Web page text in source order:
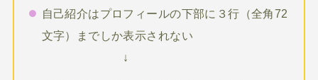
自己紹介はプロフィールの下部に３行（全角72
文字）までしか表示されない
↓